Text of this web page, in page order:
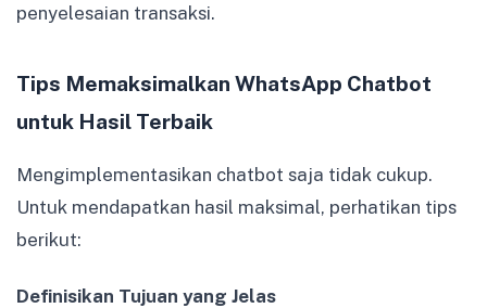
penyelesaian transaksi.
Tips Memaksimalkan WhatsApp Chatbot
untuk Hasil Terbaik
Mengimplementasikan chatbot saja tidak cukup.
Untuk mendapatkan hasil maksimal, perhatikan tips
berikut:
Definisikan Tujuan yang Jelas